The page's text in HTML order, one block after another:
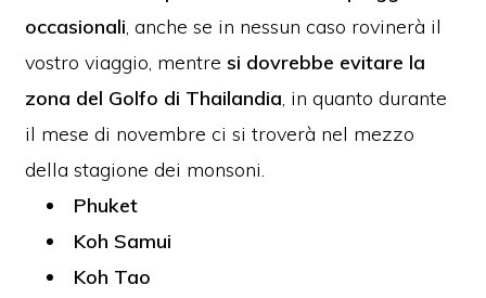
occasionali, anche se in nessun caso rovinerà il
vostro viaggio, mentresi dovrebbe evitare la
zona del Golfo di Thailandia, in quanto durante
il mese di novembre ci si troverà nel mezzo
della stagione dei monsoni.
Phuket
Koh Samui
Koh Tao